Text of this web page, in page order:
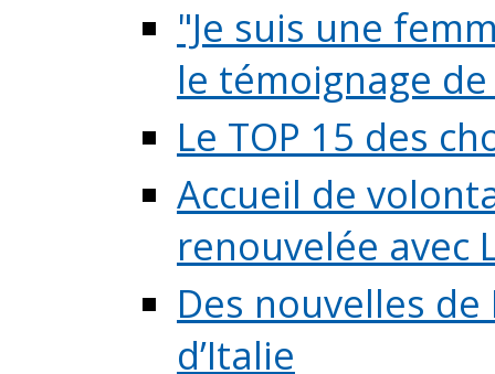
"Je suis une
le témoignage de
Le TOP 15 des
Accueil de
renouvelée avec
Des nouvelles
d’Italie